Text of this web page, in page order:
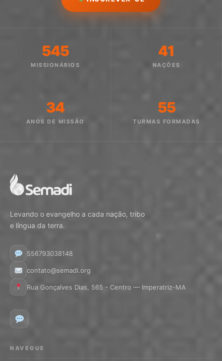
545
MISSIONÁRIOS
41
NAÇÕES
34
ANOS DE MISSÃO
55
TURMAS FORMADAS
Levando o evangelho a cada nação, tribo
e língua da terra.
556793038148
contato@semadi.org
Rua Gonçalves Dias, 565 - Centro — Imperatriz-MA
NAVEGUE